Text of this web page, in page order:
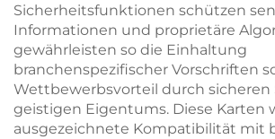
Sicherheitsfunktionen schützen
Informationen und proprietäre
gewährleisten so die Einhaltung
branchenspezifischer Vorschriften
Wettbewerbsvorteil durch sicheren
geistigen Eigentums. Diese Karten
ausgezeichnete Kompatibilität mit